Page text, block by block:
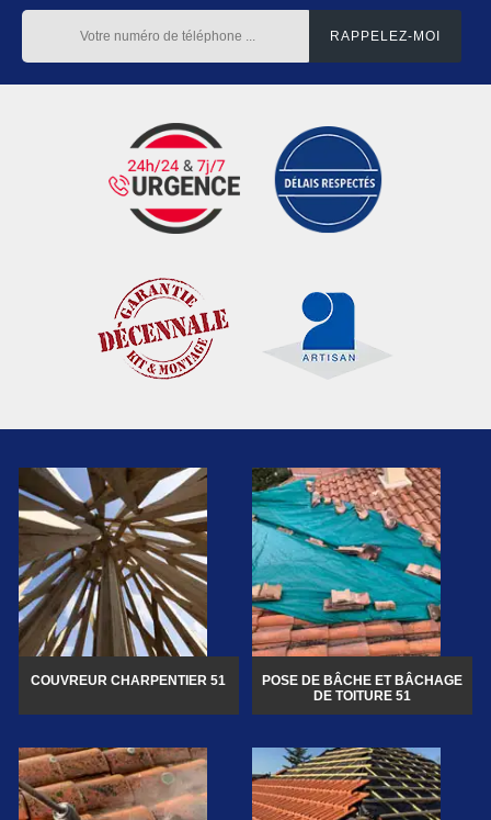
COUVREUR CHARPENTIER 51
POSE DE BÂCHE ET BÂCHAGE
DE TOITURE 51